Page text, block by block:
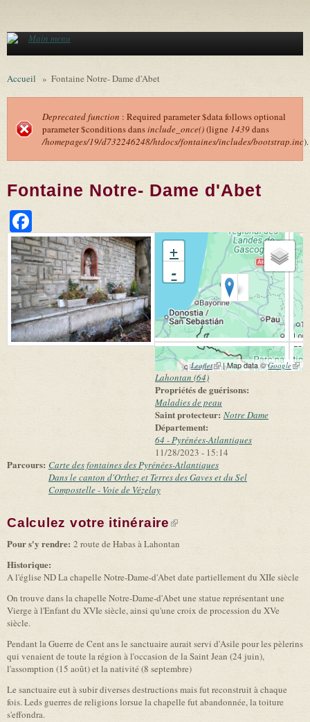
Main menu
Accueil » Fontaine Notre- Dame d'Abet
Message d'erreur
Deprecated function : Required parameter $data follows optional
parameter $conditions dansinclude_once()(ligne 1439dans
/homepages/19/d732246248/htdocs/fontaines/includes/bootstrap.inc).
Fontaine Notre- Dame d'Abet
+
-
Leaflet(link is external)
| Map data ©Google(link
Lahontan (64)
Propriétés de guérisons:
Maladies de peau
Saint protecteur: Notre Dame
Département:
64 - Pyrénées-Atlantiques
11/28/2023 - 15:14
Parcours: Carte des fontaines des Pyrénées-Atlantiques
Dans le canton d'Orthez et Terres des Gaves et du Sel
Compostelle - Voie de Vézelay
Calculez votre itinéraire(link is external)
Pour s'y rendre: 2 route de Habas à Lahontan
Historique:
A l'église ND La chapelle Notre-Dame-d'Abet date partiellement du XIIe siècle
On trouve dans la chapelle Notre-Dame-d'Abet une statue représentant une
Vierge à l'Enfant du XVIe siècle, ainsi qu'une croix de procession du XVe
siècle.
Pendant la Guerre de Cent ans le sanctuaire aurait servi d'Asile pour les pèlerins
qui venaient de toute la région à l'occasion de la Saint Jean (24 juin),
l'assomption (15 août) et la nativité (8 septembre)
Le sanctuaire eut à subir diverses destructions mais fut reconstruit à chaque
fois. Leds guerres de religions lorsue la chapelle fut abandonnée, la toiture
s'effondra.